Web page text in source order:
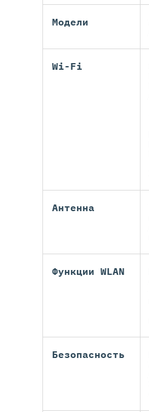
Модели
Wi-Fi
Антенна
Функции WLAN
Безопасность